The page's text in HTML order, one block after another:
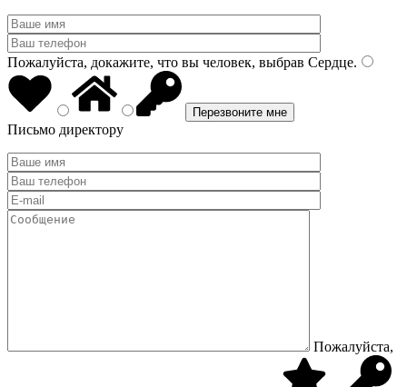
Пожалуйста, докажите, что вы человек, выбрав Сердце.
Письмо директору
Пожалуйста,